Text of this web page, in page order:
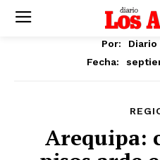
Por:
Diario
Fecha:
Arequipa: